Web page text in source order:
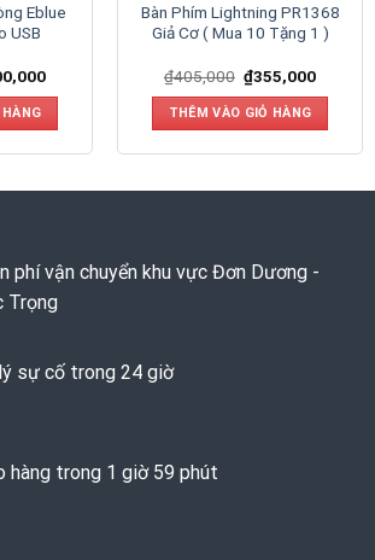
Eblue
USB
Bàn Phím Lightning PR1368
Giả Cơ ( Mua 10 Tặng 1 )
₫405,000 ₫355,000
THÊM VÀO GIỎ HÀNG
phí vận chuyển khu vực Đơn Dương -
Trọng
sự cố trong 24 giờ
hàng trong 1 giờ 59 phút